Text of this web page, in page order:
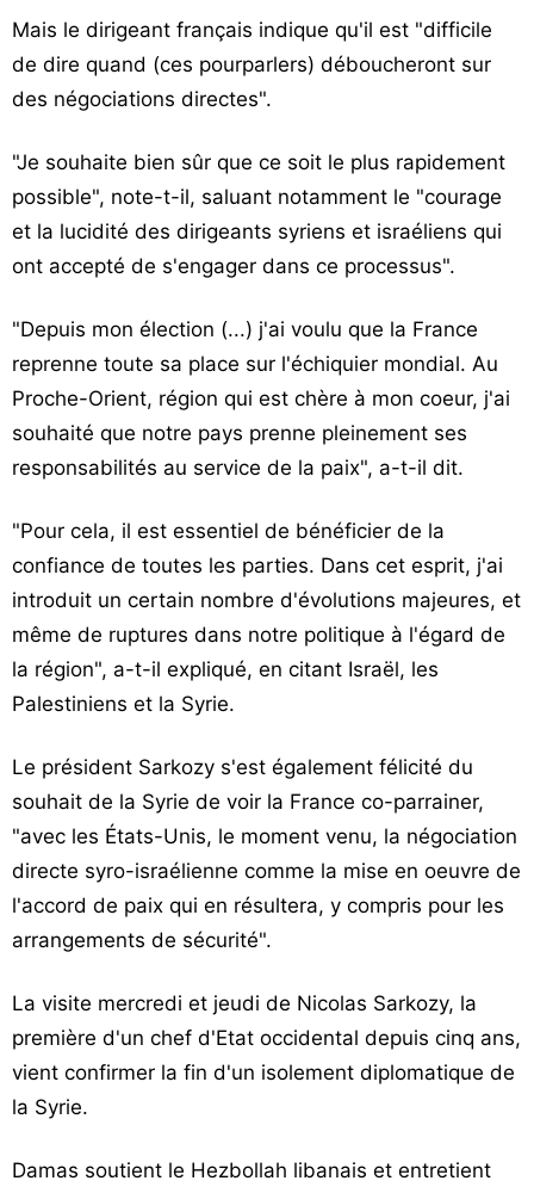
Mais le dirigeant français indique qu'il est "difficile
de dire quand (ces pourparlers) déboucheront sur
des négociations directes".
"Je souhaite bien sûr que ce soit le plus rapidement
possible", note-t-il, saluant notamment le "courage
et la lucidité des dirigeants syriens et israéliens qui
ont accepté de s'engager dans ce processus".
"Depuis mon élection (...) j'ai voulu que la France
reprenne toute sa place sur l'échiquier mondial. Au
Proche-Orient, région qui est chère à mon coeur, j'ai
souhaité que notre pays prenne pleinement ses
responsabilités au service de la paix", a-t-il dit.
"Pour cela, il est essentiel de bénéficier de la
confiance de toutes les parties. Dans cet esprit, j'ai
introduit un certain nombre d'évolutions majeures, et
même de ruptures dans notre politique à l'égard de
la région", a-t-il expliqué, en citant Israël, les
Palestiniens et la Syrie.
Le président Sarkozy s'est également félicité du
souhait de la Syrie de voir la France co-parrainer,
"avec les États-Unis, le moment venu, la négociation
directe syro-israélienne comme la mise en oeuvre de
l'accord de paix qui en résultera, y compris pour les
arrangements de sécurité".
La visite mercredi et jeudi de Nicolas Sarkozy, la
première d'un chef d'Etat occidental depuis cinq ans,
vient confirmer la fin d'un isolement diplomatique de
la Syrie.
Damas soutient le Hezbollah libanais et entretient